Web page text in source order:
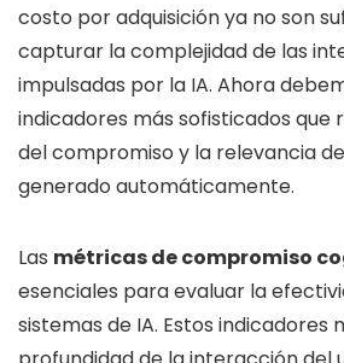
costo por adquisición ya no son
capturar la complejidad de las
impulsadas por la IA. Ahora
indicadores más sofisticados que
del compromiso y la relevancia
generado automáticamente.
Las métricas de compromiso
esenciales para evaluar la
sistemas de IA. Estos indicadores